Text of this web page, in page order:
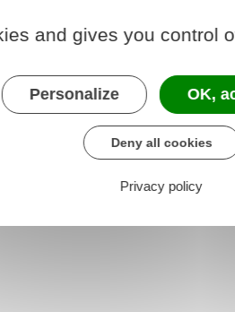
téléservice
maladie (Cnam)
and gives you control
Personalize OK,
Deny all cookies
Privacy policy